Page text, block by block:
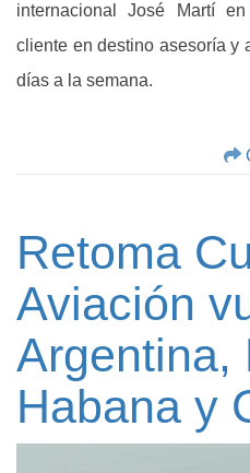
internacional José Martí
cliente en destino asesoría y
días a la semana.
Retoma
Aviación
Argentina,
Habana y